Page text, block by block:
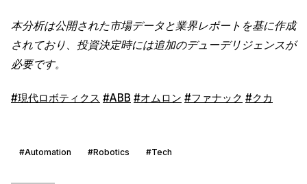
本分析は公開された市場データと業界レポートを基に作成
されており、投資決定時には追加のデューデリジェンスが
必要です。
#現代ロボティクス #ABB #オムロン #ファナック #クカ
#Automation #Robotics #Tech